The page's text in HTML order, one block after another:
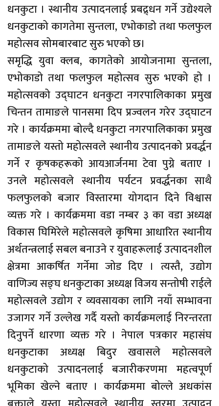
धनकुटा । स्थानीय उत्पादनलाई प्रबद्र्धन गर्ने उद्येश्यले
धनकुटाको कागतेमा सुन्तला, एभोकाडो तथा फलफुल
महोत्सव सोमबारबाट सुरु भएको छ।
समृद्धि युवा क्लब, कागतेको आयोजनामा सुन्तला,
एभोकाडो तथा फलफुल महोत्सव सुरु भएको हो ।
महोत्सवको उद्घाटन धनकुटा नगरपालिकाका प्रमुख
चिन्तन तामाङले पानसमा दिप प्रज्वलन गरेर उद्घाटन
गरे । कार्यक्रममा बोल्दै धनकुटा नगरपालिकाका प्रमुख
तामाङले यस्तो महोत्सवले स्थानीय उत्पादनको प्रवर्द्धन
गर्ने र कृषकहरूको आयआर्जनमा टेवा पुग्ने बताए ।
उनले महोत्सवले स्थानीय पर्यटन प्रवर्द्धनका साथै
फलफुलको बजार विस्तारमा योगदान दिने विश्वास
व्यक्त गरे । कार्यक्रममा वडा नम्बर ३ का वडा अध्यक्ष
विकास घिमिरेले महोत्सवले कृषिमा आधारित स्थानीय
अर्थतन्त्रलाई सबल बनाउने र युवाहरूलाई उत्पादनशील
क्षेत्रमा आकर्षित गर्नेमा जोड दिए । त्यस्तै, उद्योग
वाणिज्य सङ्घ धनकुटाका अध्यक्ष विजय सन्तोषी राईले
महोत्सवले उद्योग र व्यवसायका लागि नयाँ सम्भावना
उजागर गर्ने उल्लेख गर्दै यस्तो कार्यक्रमलाई निरन्तरता
दिनुपर्ने धारणा व्यक्त गरे । नेपाल पत्रकार महासंघ
धनकुटाका अध्यक्ष बिदुर खवासले महोत्सवले
धनकुटाको उत्पादनलाई बजारीकरणमा महत्वपूर्ण
भूमिका खेल्ने बताए । कार्यक्रममा बोल्ले अधकांस